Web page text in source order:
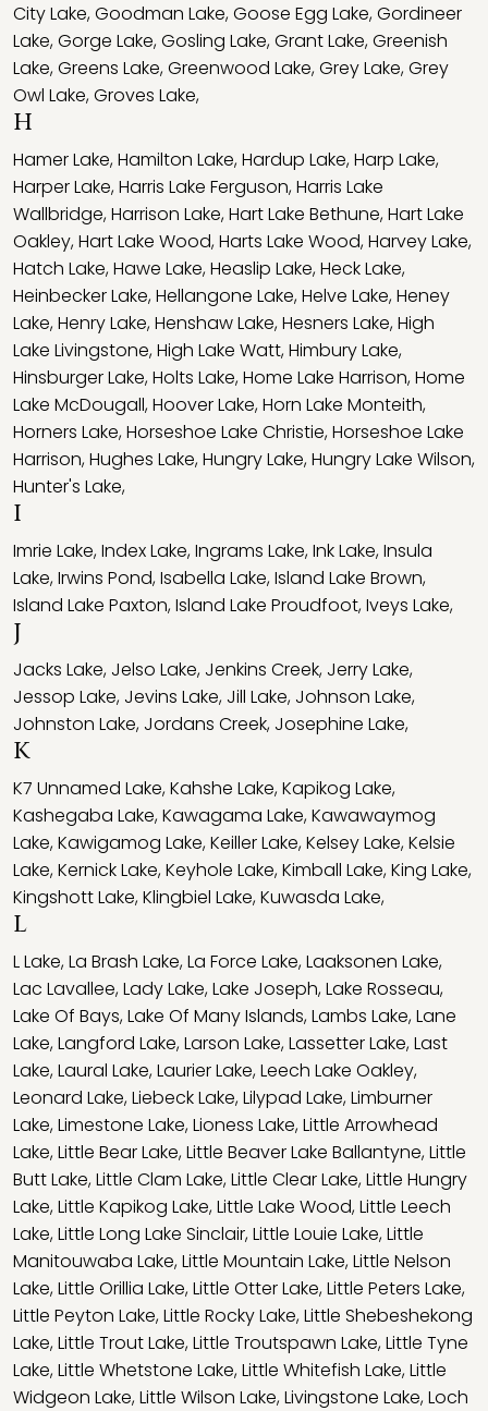
City Lake,Goodman Lake,Goose Egg Lake,Gordineer
Lake,Gorge Lake,Gosling Lake,Grant Lake,Greenish
Lake,Greens Lake,Greenwood Lake,Grey Lake,Grey
Owl Lake,Groves Lake,
H
Hamer Lake,Hamilton Lake,Hardup Lake,Harp Lake,
Harper Lake,Harris Lake Ferguson,Harris Lake
Wallbridge,Harrison Lake,Hart Lake Bethune,Hart Lake
Oakley,Hart Lake Wood,Harts Lake Wood,Harvey Lake,
Hatch Lake,Hawe Lake,Heaslip Lake,Heck Lake,
Heinbecker Lake,Hellangone Lake,Helve Lake,Heney
Lake,Henry Lake,Henshaw Lake,Hesners Lake,High
Lake Livingstone,High Lake Watt,Himbury Lake,
Hinsburger Lake,Holts Lake,Home Lake Harrison,Home
Lake McDougall,Hoover Lake,Horn Lake Monteith,
Horners Lake,Horseshoe Lake Christie,Horseshoe Lake
Harrison,Hughes Lake,Hungry Lake,Hungry Lake Wilson,
Hunter's Lake,
I
Imrie Lake,Index Lake,Ingrams Lake,Ink Lake,Insula
Lake,Irwins Pond,Isabella Lake,Island Lake Brown,
Island Lake Paxton,Island Lake Proudfoot,Iveys Lake,
J
Jacks Lake, Jelso Lake, Jenkins Creek, Jerry Lake,
Jessop Lake, Jevins Lake, Jill Lake, Johnson Lake,
Johnston Lake, Jordans Creek, Josephine Lake,
K
K7 Unnamed Lake,Kahshe Lake,Kapikog Lake,
Kashegaba Lake,Kawagama Lake,Kawawaymog
Lake,Kawigamog Lake,Keiller Lake,Kelsey Lake,Kelsie
Lake,Kernick Lake,Keyhole Lake,Kimball Lake,King Lake,
Kingshott Lake,Klingbiel Lake,Kuwasda Lake,
L
L Lake,La Brash Lake,La Force Lake,Laaksonen Lake,
Lac Lavallee,Lady Lake,Lake Joseph,Lake Rosseau,
Lake Of Bays,Lake Of Many Islands,Lambs Lake,Lane
Lake,Langford Lake,Larson Lake,Lassetter Lake,Last
Lake,Laural Lake,Laurier Lake,Leech Lake Oakley,
Leonard Lake,Liebeck Lake,Lilypad Lake,Limburner
Lake,Limestone Lake,Lioness Lake,Little Arrowhead
Lake,Little Bear Lake,Little Beaver Lake Ballantyne,Little
Butt Lake,Little Clam Lake,Little Clear Lake,Little Hungry
Lake,Little Kapikog Lake,Little Lake Wood,Little Leech
Lake,Little Long Lake Sinclair,Little Louie Lake,Little
Manitouwaba Lake,Little Mountain Lake,Little Nelson
Lake,Little Orillia Lake,Little Otter Lake,Little Peters Lake,
Little Peyton Lake,Little Rocky Lake,Little Shebeshekong
Lake,Little Trout Lake,Little Troutspawn Lake,Little Tyne
Lake,Little Whetstone Lake,Little Whitefish Lake,Little
Widgeon Lake,Little Wilson Lake,Livingstone Lake,Loch